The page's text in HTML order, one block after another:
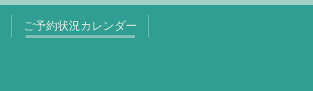
ご予約状況カレンダー